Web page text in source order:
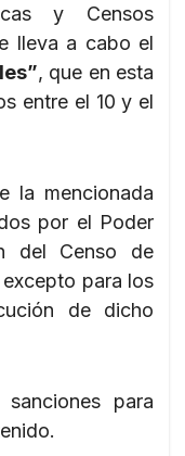
y Censos
lleva a cabo el
, que en esta
entre el 10 y el
la mencionada
por el Poder
del Censo de
para los
de dicho
para